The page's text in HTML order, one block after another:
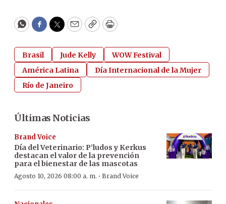
WhatsApp
Facebook
Twitter
EmailCopyPrint
Brasil Jude Kelly
WOW Festival
América Latina
Día Internacional de la Mujer
Río de Janeiro
Últimas Noticias
Brand Voice
Día del Veterinario: P’ludos y Kerkus
destacan el valor de la prevención
para el bienestar de las mascotas
Agosto 10, 2026 08:00 a. m. · Brand Voice